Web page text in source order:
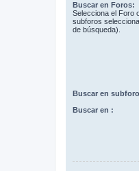
Buscar en Foros:
Selecciona el Foro
subforos
de búsqueda).
Buscar en
Buscar en :